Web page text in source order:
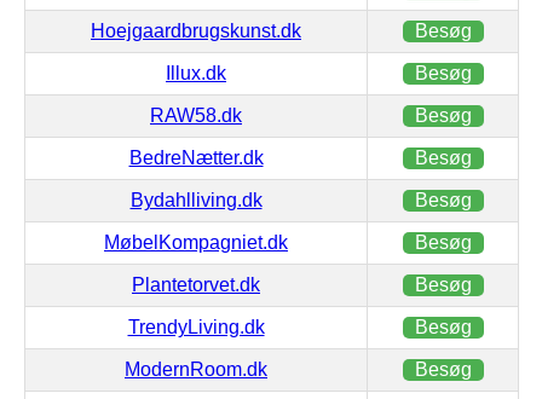
Hoejgaardbrugskunst.dk Besøg
Illux.dk Besøg
RAW58.dk Besøg
BedreNætter.dk Besøg
Bydahlliving.dk Besøg
MøbelKompagniet.dk Besøg
Plantetorvet.dk Besøg
TrendyLiving.dk Besøg
ModernRoom.dk Besøg